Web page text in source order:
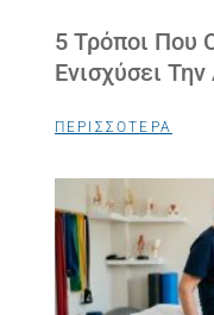
5 Τρόποι Που
Ενισχύσει
ΠΕΡΙΣΣΟΤΕΡΑ